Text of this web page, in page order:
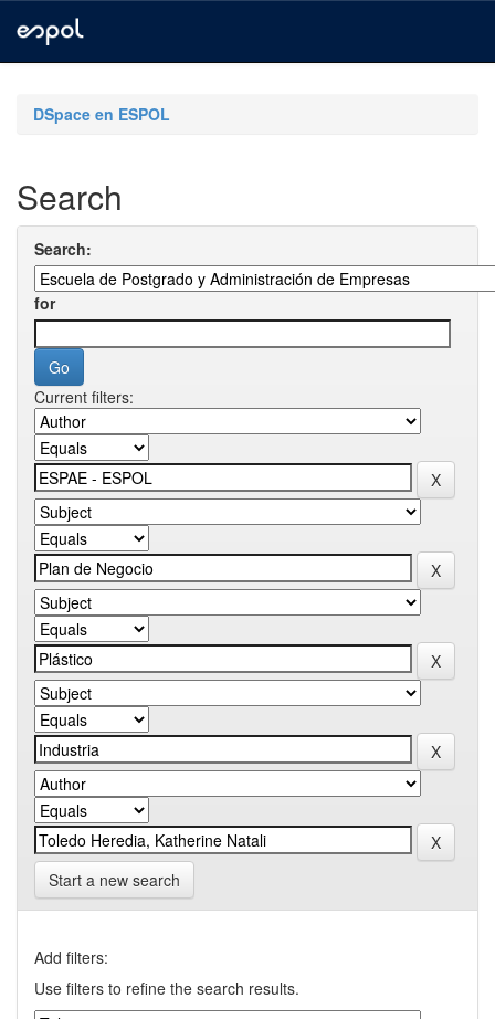
navigationDSpace en ESPOL
Search
Search:
for
Current filters:
Start a new search
Add filters:
Use filters to refine the search results.